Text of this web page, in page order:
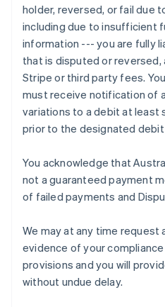
holder, reversed, or fail due
including due to insufficient
information --- you are fully
that is disputed or reversed,
Stripe or third party fees.
must receive notification of
variations to a debit at least
prior to the designated
You acknowledge that
not a guaranteed payment
of failed payments and
We may at any time request
evidence of your
provisions and you will
without undue delay.
クロアチア
EnglishItaliano
ジブラルタル
English
シンガポール
スイス
DeutschFrançaisItaliano
スウェーデン
スペイン
スロバキア
English
EnglishItaliano
タイ
チェコ共和国
English